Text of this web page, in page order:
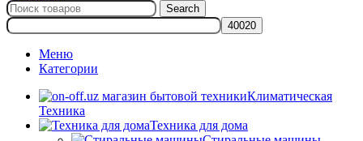
Search
Меню
Категории
Климатическая
Техника
Техника для дома